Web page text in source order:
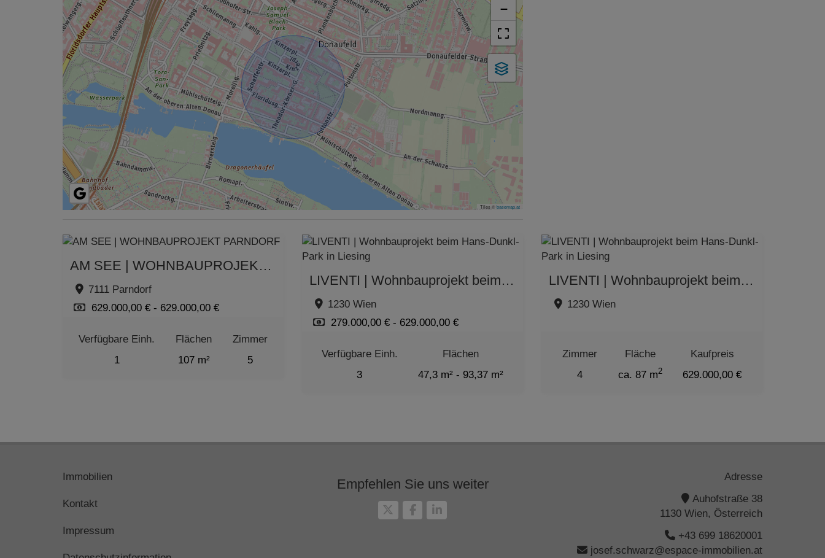
−
Tiles ©basemap.at
AM SEE | WOHNBAUPROJEKT PARNDORF
7111 Parndorf
629.000,00 € - 629.000,00 €
Verfügbare Einh.
1
Flächen
107 m²
Zimmer
5
LIVENTI | Wohnbauprojekt beim Hans-Dunkl-Park in Liesing
1230 Wien
279.000,00 € - 629.000,00 €
Verfügbare Einh.
3
Flächen
47,3 m² - 93,37 m²
LIVENTI | Wohnbauprojekt beim Hans-Dunkl-Park in Liesing
1230 Wien
Zimmer
4
Fläche
ca. 87 m2
Kaufpreis
629.000,00 €
Immobilien
Kontakt
Impressum
Empfehlen Sie uns weiter
Adresse
Auhofstraße 38
1130 Wien, Österreich
+43 699 18620001
josef.schwarz@espace-immobilien.at